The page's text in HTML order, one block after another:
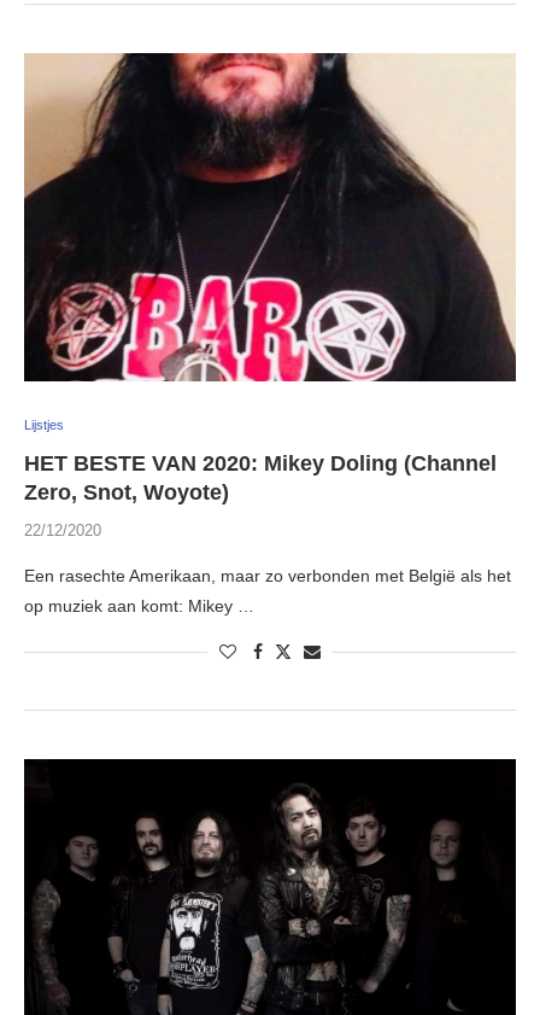
Lijstjes
HET BESTE VAN 2020: Mikey Doling (Channel
Zero, Snot, Woyote)
22/12/2020
Een rasechte Amerikaan, maar zo verbonden met België als het
op muziek aan komt: Mikey …